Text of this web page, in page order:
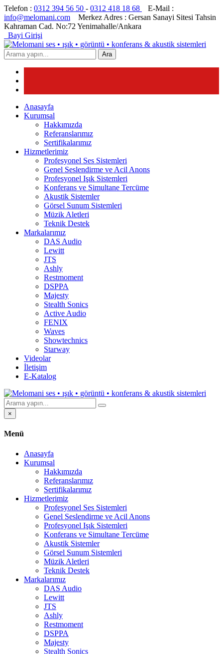
Telefon : 0312 394 56 50 - 0312 418 18 68
E-Mail :
info@melomani.com
Merkez Adres : Gersan Sanayi Sitesi Tahsin
Kahraman Cad. No:72 Yenimahalle/Ankara
Bayi Girişi
Ara
Anasayfa
Kurumsal
Hakkımızda
Referanslarımız
Sertifikalarımız
Hizmetlerimiz
Profesyonel Ses Sistemleri
Genel Seslendirme ve Acil Anons
Profesyonel Işık Sistemleri
Konferans ve Simultane Tercüme
Akustik Sistemler
Görsel Sunum Sistemleri
Müzik Aletleri
Teknik Destek
Markalarımız
DAS Audio
Lewitt
JTS
Ashly
Restmoment
DSPPA
Majesty
Stealth Sonics
Active Audio
FENIX
Waves
Showtechnics
Starway
Videolar
İletişim
E-Katalog
×
Menü
Anasayfa
Kurumsal
Hakkımızda
Referanslarımız
Sertifikalarımız
Hizmetlerimiz
Profesyonel Ses Sistemleri
Genel Seslendirme ve Acil Anons
Profesyonel Işık Sistemleri
Konferans ve Simultane Tercüme
Akustik Sistemler
Görsel Sunum Sistemleri
Müzik Aletleri
Teknik Destek
Markalarımız
DAS Audio
Lewitt
JTS
Ashly
Restmoment
DSPPA
Majesty
Stealth Sonics